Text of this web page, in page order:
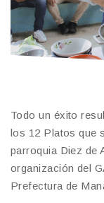
Todo un éxito
los 12 Platos que
parroquia Diez de
organización del
Prefectura de